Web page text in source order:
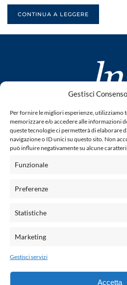
Gestisci
Per fornire le migliori esperienze, utilizziamo
memorizzare e/o accedere alle informazioni
queste tecnologie ci permetterà di elaborare
navigazione o ID unici su questo sito. Non
può influire negativamente su alcune
Funzionale
Preferenze
Statistiche
Marketing
Gestisci servizi
Accetta
CONTINUA A LEGGERE
fondato da
Questo blog non rappresenta
quanto viene aggiornato senza
legge n° 62 del 7.03.2001.
email:
Grafica e web: